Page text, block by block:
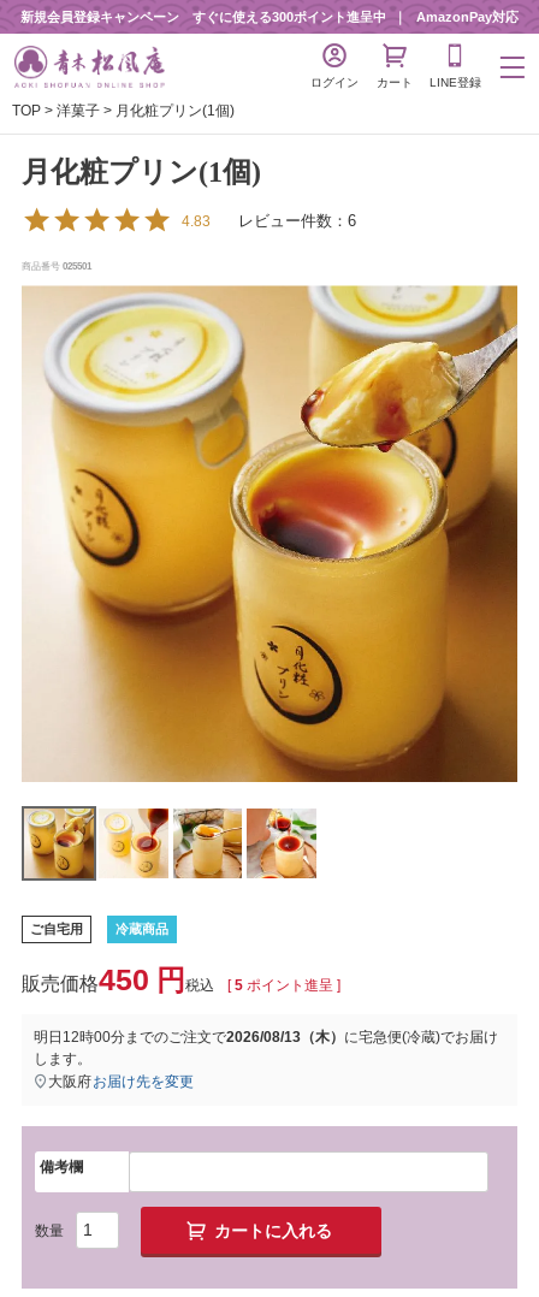
新規会員登録キャンペーン すぐに使える300ポイント進呈中 AmazonPay対応
ログイン カート LINE登録
TOP 洋菓子 月化粧プリン(1個)
月化粧プリン(1個)
4.83 レビュー件数：6
商品番号 025501
ご自宅用 冷蔵商品
450 税込 [ 5 ポイント進呈 ]
明日 12時00分までのご注文で2026/08/13（木） に宅急便(冷蔵)でお届け
します。
大阪府お届け先を変更
備考欄
カートに入れる